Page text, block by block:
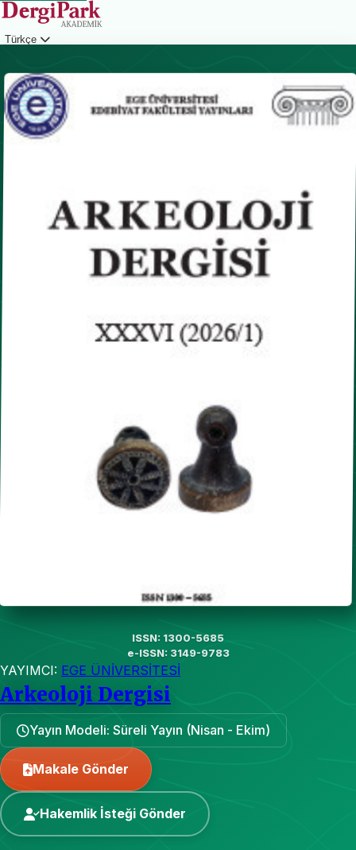
Türkçe
ISSN: 1300-5685
e-ISSN: 3149-9783
YAYIMCI: EGE ÜNİVERSİTESİ
Arkeoloji Dergisi
Yayın Modeli: Süreli Yayın (Nisan - Ekim)
Makale Gönder
Hakemlik İsteği Gönder